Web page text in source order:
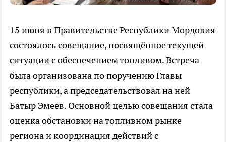
15 июня в Правительстве Республики Мордовия
состоялось совещание, посвящённое текущей
ситуации с обеспечением топливом. Встреча
была организована по поручению Главы
республики, а председательствовал на ней
Батыр Эмеев. Основной целью совещания стала
оценка обстановки на топливном рынке
региона и координация действий с